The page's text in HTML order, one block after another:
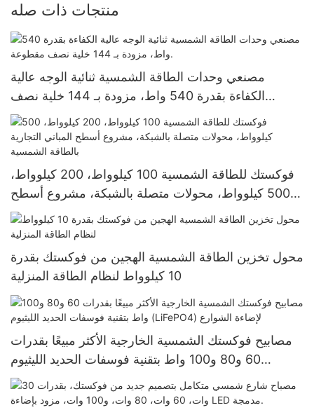
منتجات ذات صله
مصنعي وحدات الطاقة الشمسية ثنائية الوجه عالية
الكفاءة بقدرة 540 واط، مزودة بـ 144 خلية نصف
مقطوعة.
فوكستك للطاقة الشمسية 100 كيلوواط، 200 كيلوواط،
500 كيلوواط، محولات متصلة بالشبكة، مشروع أسطح
المباني التجارية بالطاقة الشمسية
محول تخزين الطاقة الشمسية الهجين من فوكستك بقدرة
10 كيلوواط لنظام الطاقة المنزلية
مصابيح فوكستك الشمسية الخارجية الأكثر مبيعًا بقدرات
60 و80 و100 واط بتقنية فوسفات الحديد الليثيوم
(LiFePO4) لإضاءة الشوارع